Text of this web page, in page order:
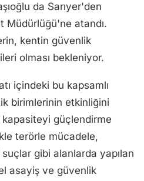
da Sarıyer'den
Müdürlüğü'ne atandı.
kentin güvenlik
olması bekleniyor.
içindeki bu kapsamlı
birimlerinin etkinliğini
güçlendirme
terörle mücadele,
gibi alanlarda yapılan
asayiş ve güvenlik